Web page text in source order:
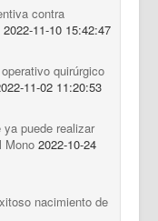
contra
2022-11-10 15:42:47
quirúrgico
11-02 11:20:53
puede realizar
Mono 2022-10-24
nacimiento de